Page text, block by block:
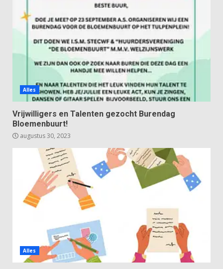
Alles
Vrijwilligers en Talenten gezocht Burendag
Bloemenbuurt!
augustus 30, 2023
Alles